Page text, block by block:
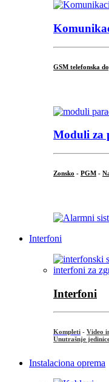
GSM telefonska
Moduli za
Zonsko - PGM -
Interfoni
Interfoni
Kompleti - Video
Unutrašnje
Instalaciona oprema